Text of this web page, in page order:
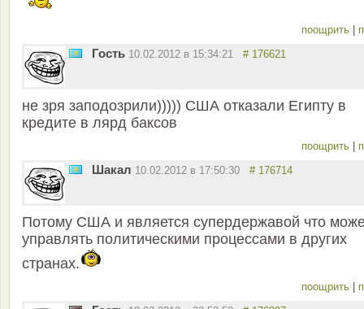
поощрить
Гость 10.02.2012 в 15:34:21 # 176621
не зря заподозрили))))) США отказали Египту в
кредите в лярд баксов
поощрить
Шакал 10.02.2012 в 17:50:30 # 176714
Потому США и является супердержавой что
управлять политическими процессами в других
странах.
поощрить